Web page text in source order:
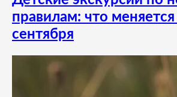
правилам: что меняется
сентября